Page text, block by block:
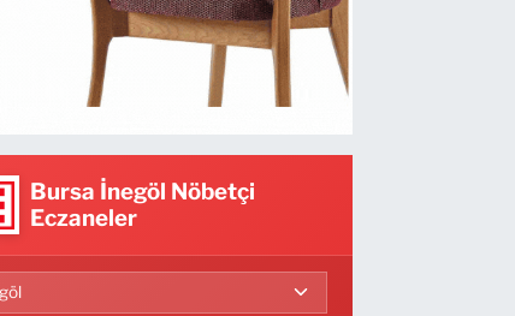
Bursa İnegöl Nöbetçi
Eczaneler